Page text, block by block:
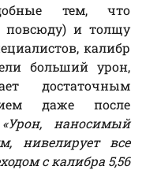
тем, что
повсюду) и толщу
калибр
больший урон,
достаточным
даже после
«Урон, наносимый
нивелирует все
с калибра 5,56